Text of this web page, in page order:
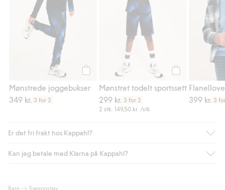
Mønstrede joggebukser
349 kr. 3 for 2
Mønstret todelt sportssett
299 kr. 3 for 2
2 stk.149,50 kr. /stk
399 kr. 3
Er det fri frakt hos Kappahl?
Som medlem i Kappahl Club har du alltid gratis frakt til butikk,
Kan jeg betale med Klarna på Kappahl?
Barn Treningstøy